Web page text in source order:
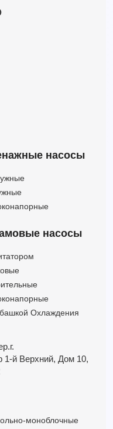
насосы
насосы
Охлаждения
1-й Верхний, Дом 10,
моноблочные